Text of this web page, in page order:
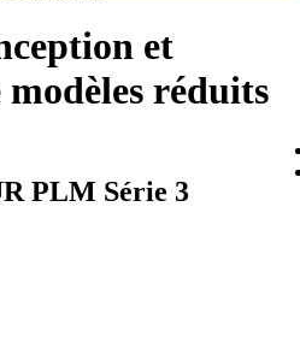
et
réduits
PLM Série 3